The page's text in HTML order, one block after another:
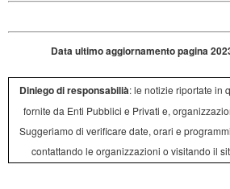
Data ultimo aggiornamento pagina
Diniego di responsabilià: le notizie riportate in
fornite da Enti Pubblici e Privati e,
Suggeriamo di verificare date, orari e
contattando le organizzazioni o visitando il